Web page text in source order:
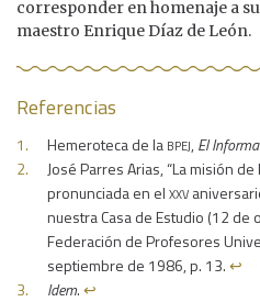
corresponder en homenaje a
maestro Enrique Díaz de León.
Referencias
Hemeroteca de labpej,El
José Parres Arias, “La misión
pronunciada en elxxv
nuestra Casa de Estudio (12 de
Federación de Profesores
septiembre de 1986, p. 13.↩︎
Idem.↩︎